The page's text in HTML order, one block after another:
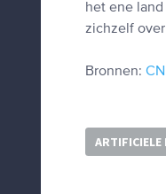
het ene
zichzelf
Bronnen:
ARTIFICIELE